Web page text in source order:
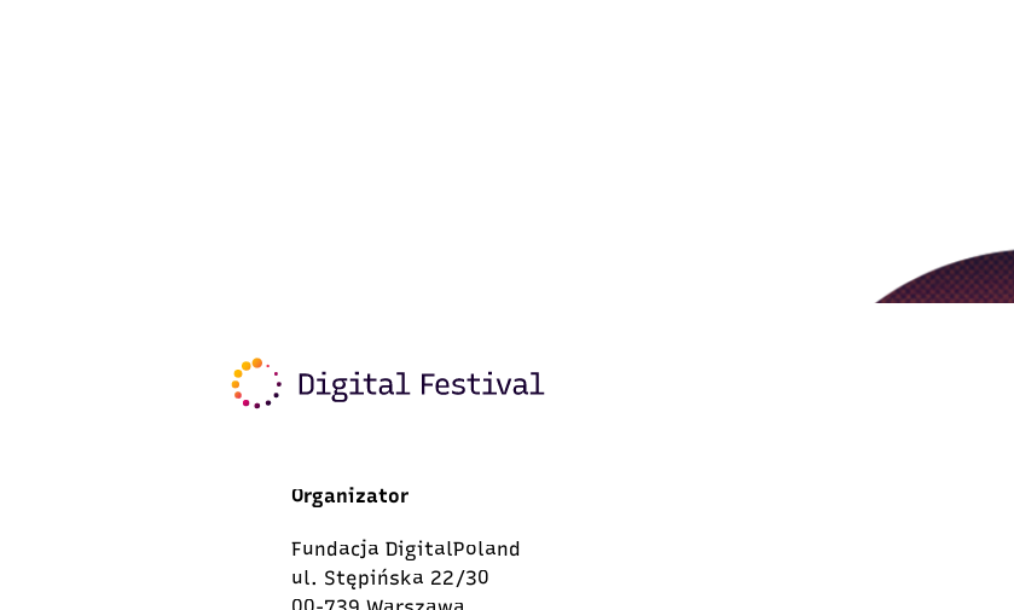
Organizator
Fundacja DigitalPoland
ul. Stępińska 22/30